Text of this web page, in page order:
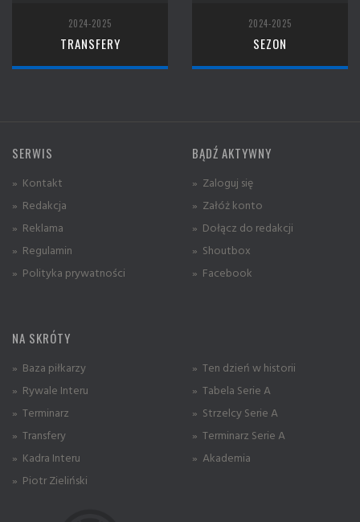
2024-2025
TRANSFERY
2024-2025
SEZON
SERWIS
» Kontakt
» Redakcja
» Reklama
» Regulamin
» Polityka prywatności
BĄDŹ AKTYWNY
» Zaloguj się
» Załóż konto
» Dołącz do redakcji
» Shoutbox
» Facebook
NA SKRÓTY
» Baza piłkarzy
» Rywale Interu
» Terminarz
» Transfery
» Kadra Interu
» Piotr Zieliński
» Ten dzień w historii
» Tabela Serie A
» Strzelcy Serie A
» Terminarz Serie A
» Akademia